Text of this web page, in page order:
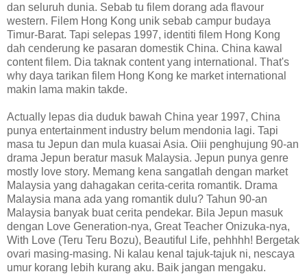
dan seluruh dunia. Sebab tu filem dorang ada flavour
western. Filem Hong Kong unik sebab campur budaya
Timur-Barat. Tapi selepas 1997, identiti filem Hong Kong
dah cenderung ke pasaran domestik China. China kawal
content filem. Dia taknak content yang international. That's
why daya tarikan filem Hong Kong ke market international
makin lama makin takde.
Actually lepas dia duduk bawah China year 1997, China
punya entertainment industry belum mendonia lagi. Tapi
masa tu Jepun dan mula kuasai Asia. Oiii penghujung 90-an
drama Jepun beratur masuk Malaysia. Jepun punya genre
mostly love story. Memang kena sangatlah dengan market
Malaysia yang dahagakan cerita-cerita romantik. Drama
Malaysia mana ada yang romantik dulu? Tahun 90-an
Malaysia banyak buat cerita pendekar. Bila Jepun masuk
dengan Love Generation-nya, Great Teacher Onizuka-nya,
With Love (Teru Teru Bozu), Beautiful Life, pehhhh! Bergetak
ovari masing-masing. Ni kalau kenal tajuk-tajuk ni, nescaya
umur korang lebih kurang aku. Baik jangan mengaku.